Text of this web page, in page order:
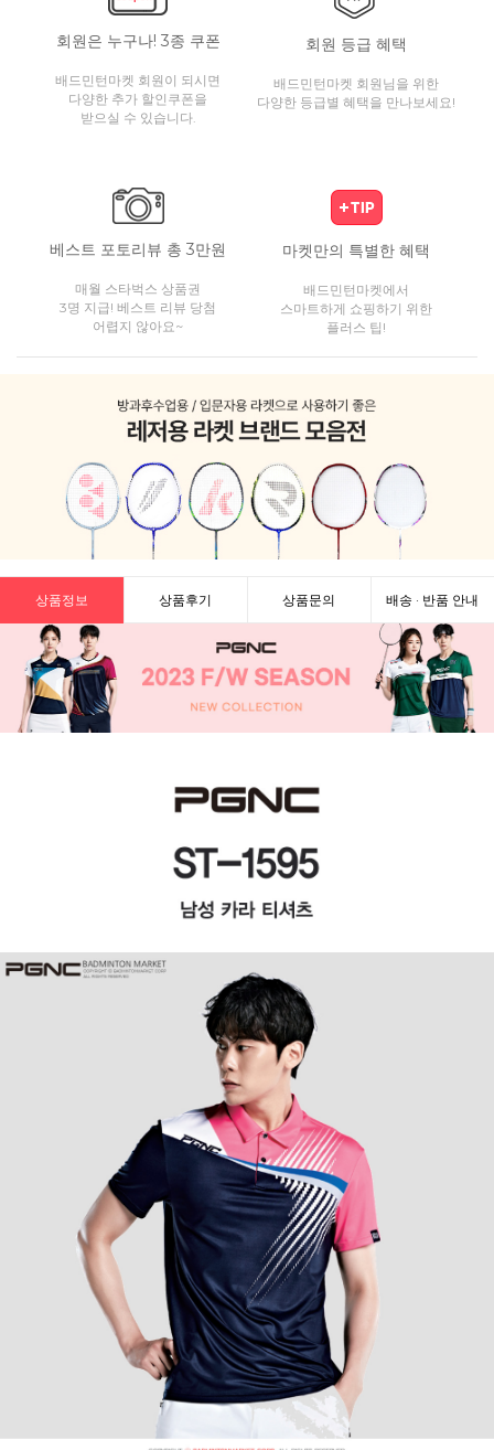
회원은 누구나! 3종 쿠폰
배드민턴마켓 회원이 되시면
다양한 추가 할인쿠폰을
받으실 수 있습니다.
회원 등급 혜택
배드민턴마켓 회원님을 위한
다양한 등급별 혜택을 만나보세요!
베스트 포토리뷰 총 3만원
매월 스타벅스 상품권
3명 지급! 베스트 리뷰 당첨
어렵지 않아요~
마켓만의 특별한 혜택
배드민턴마켓에서
스마트하게 쇼핑하기 위한
플러스 팁!
상품정보 상품후기 상품문의 배송 · 반품 안내